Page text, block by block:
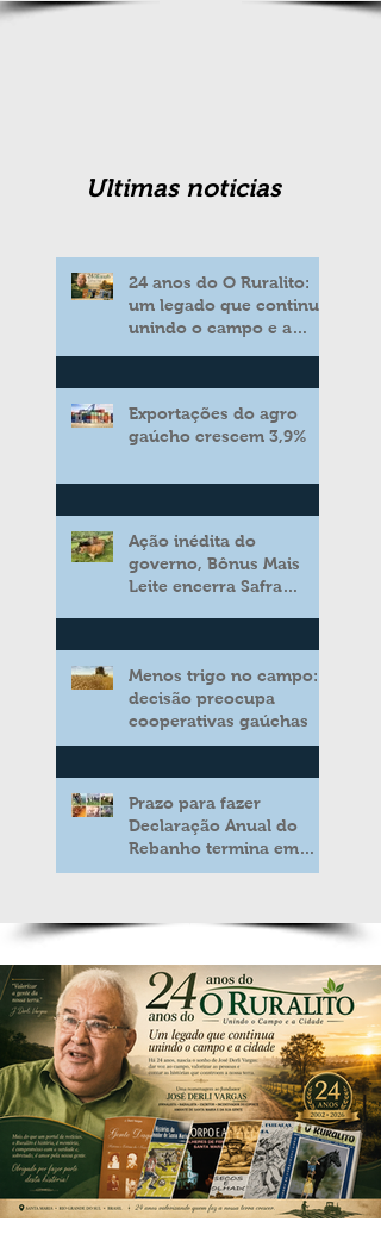
Ultimas noticias
24 anos do O Ruralito:
um legado que continua
unindo o campo e a
Exportações do agro
gaúcho crescem 3,9%
Ação inédita do
governo, Bônus Mais
Leite encerra Safra
aos produtores de leite
Menos trigo no campo:
decisão preocupa
cooperativas gaúchas
Prazo para fazer
Declaração Anual do
Rebanho termina em
duas semanas